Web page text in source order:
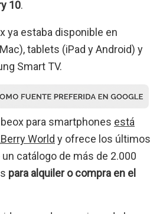
10.
ya estaba disponible en
tablets (iPad y Android) y
Smart TV.
para smartphones está
World y ofrece los últimos
catálogo de más de 2.000
para alquiler o compra en el